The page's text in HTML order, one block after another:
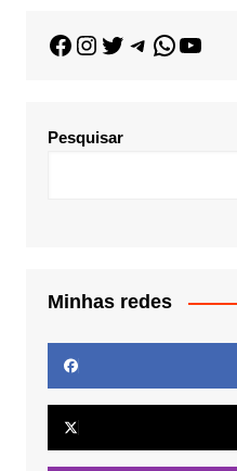
Pesquisar
Minhas redes